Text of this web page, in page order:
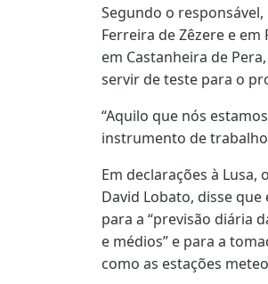
Segundo o
Ferreira de Zêzere e
em Castanheira de
servir de teste para o
“Aquilo que nós
instrumento de
Em declarações à
David Lobato, disse
para a “previsão diária
e médios” e para a
como as estações